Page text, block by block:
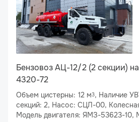
Бензовоз АЦ-12/2 (2 секции)
4320-72
Объем цистерны: 12 м3, Наличие УВТ: нет, Количество
секций: 2, Насос: СЦЛ-00, Колесная формула: 6×6,
Модель двигателя: ЯМЗ-53623-10, Мощность двигателя: